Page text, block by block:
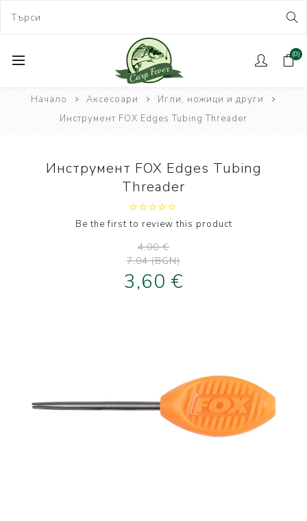
(0)
Начало Аксесоари
Игли, ножици и други
Инструмент FOX Edges Tubing Threader
Инструмент FOX Edges Tubing
Threader
Be the first to review this product
4,00 €
7,04 (BGN)
3,60 €